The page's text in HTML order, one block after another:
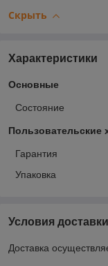
Скрыть
Характеристики
Основные
Состояние
Пользовательские
Гарантия
Упаковка
Условия доставки
Доставка